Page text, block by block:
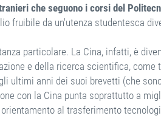
che seguono i corsi del
fruibile da un'utenza studentesca
particolare. La Cina, infatti, è
e della ricerca scientifica, come
ultimi anni dei suoi brevetti (che
con la Cina punta soprattutto a
al trasferimento